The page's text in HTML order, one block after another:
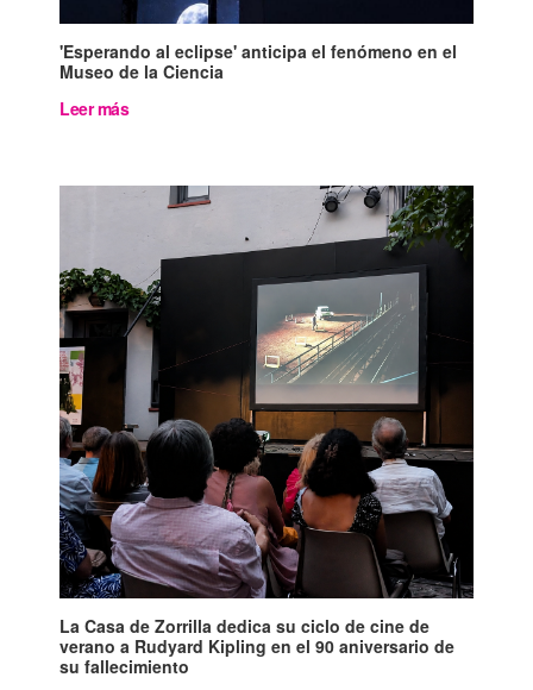
'Esperando al eclipse' anticipa el fenómeno en el
Museo de la Ciencia
Leer más
La Casa de Zorrilla dedica su ciclo de cine de
verano a Rudyard Kipling en el 90 aniversario de
su fallecimiento